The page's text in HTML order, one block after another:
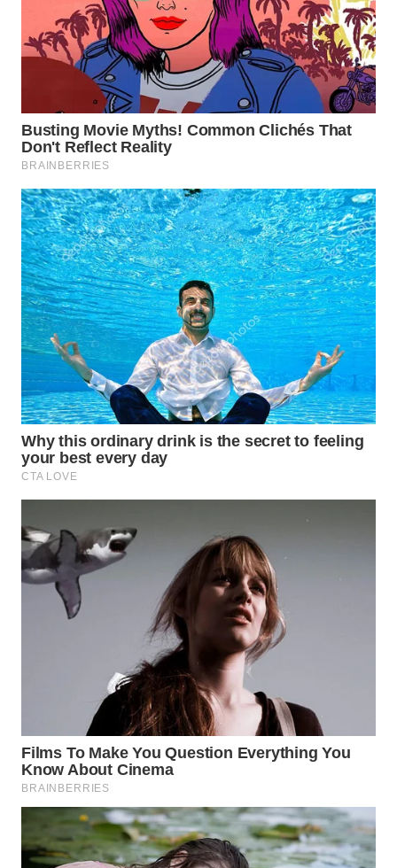
SUMEDANG
WN
WN
KEPULAUAN
SERIBU
WN
TANGERANG
WN
BINJAI
WN
CIREBON
WN
WN
KUNINGAN
WN
MAJALENGKA
WN
WN
PURWAKARTA
WN
PRIANGAN
TIMUR